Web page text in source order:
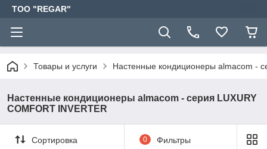
TOO "REGAR"
Товары и услуги Настенные кондиционеры almacom -
Настенные кондиционеры almacom - серия LUXURY
COMFORT INVERTER
Сортировка 0 Фильтры